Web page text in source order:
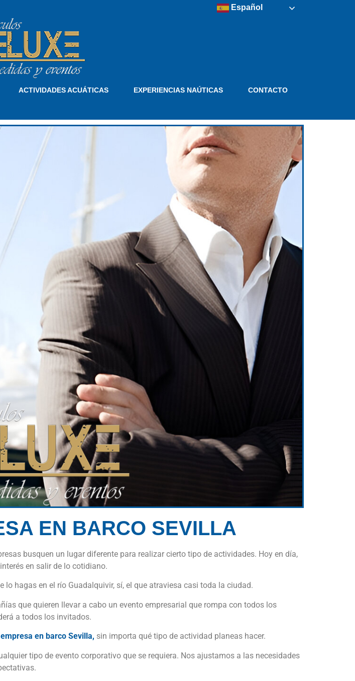
ACTIVIDADES ACUÁTICAS EXPERIENCIAS NAÚTICAS CONTACTO
EN BARCO SEVILLA
busquen un lugar diferente para realizar cierto tipo de actividades. Hoy en día,
en salir de lo cotidiano.
hagas en el río Guadalquivir, sí, el que atraviesa casi toda la ciudad.
que quieren llevar a cabo un evento empresarial que rompa con todos los
a todos los invitados.
en barco Sevilla, sin importa qué tipo de actividad planeas hacer.
tipo de evento corporativo que se requiera. Nos ajustamos a las necesidades
Español